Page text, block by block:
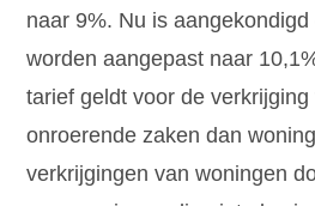
naar 9%. Nu is
worden aangepast naar
tarief geldt voor de
onroerende zaken dan
verkrijgingen van woningen